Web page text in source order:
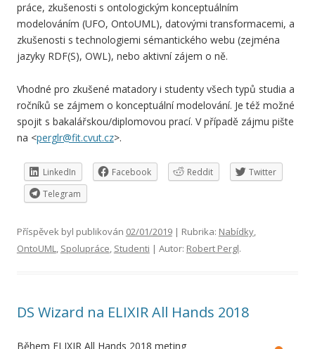
práce, zkušenosti s ontologickým konceptuálním
modelováním (UFO, OntoUML), datovými transformacemi, a
zkušenosti s technologiemi sémantického webu (zejména
jazyky RDF(S), OWL), nebo aktivní zájem o ně.
Vhodné pro zkušené matadory i studenty všech typů studia a
ročníků se zájmem o konceptuální modelování. Je též možné
spojit s bakalářskou/diplomovou prací. V případě zájmu pište
na <perglr@fit.cvut.cz>.
LinkedIn Facebook Reddit
Twitter
Telegram
Příspěvek byl publikován 02/01/2019| Rubrika: Nabídky,
OntoUML, Spolupráce, Studenti | Autor: Robert Pergl.
DS Wizard na ELIXIR All Hands 2018
Během ELIXIR All Hands 2018 meting